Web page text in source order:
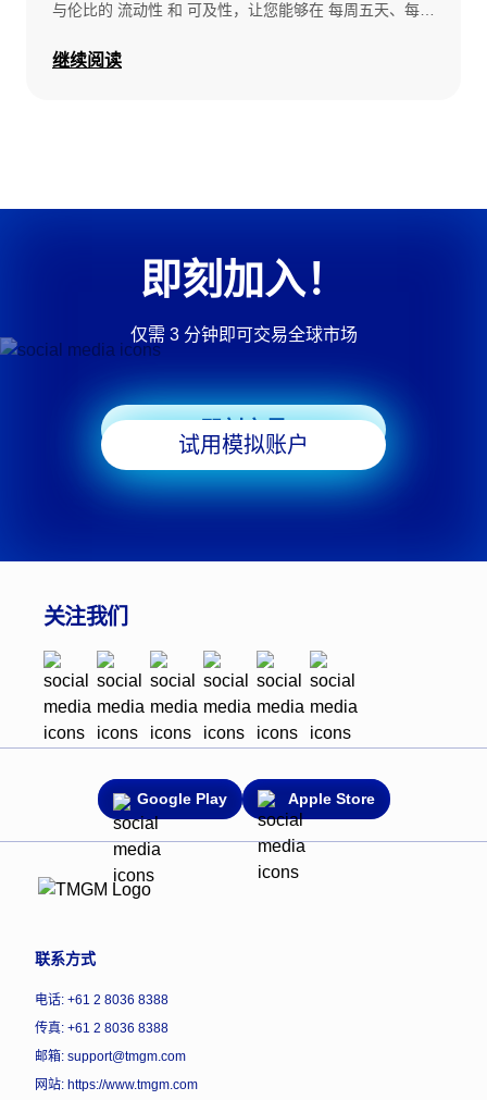
与伦比的 流动性 和 可及性，让您能够在 每周五天、每天
（Exotic）货币对。 这份完整指南将涵盖您需要了解的一
继续阅读
即刻加入！
仅需 3 分钟即可交易全球市场
即刻交易
试用模拟账户
关注我们
Google Play Apple Store
联系方式
电话: +61 2 8036 8388
传真: +61 2 8036 8388
邮箱: support@tmgm.com
网站: https://www.tmgm.com